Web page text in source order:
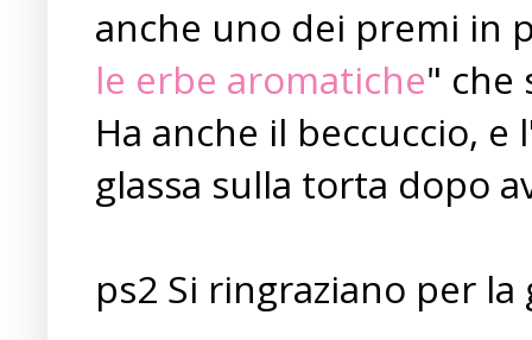
anche uno dei premi in
le erbe aromatiche" che
Ha anche il beccuccio,
glassa sulla torta dopo
ps2 Si ringraziano per